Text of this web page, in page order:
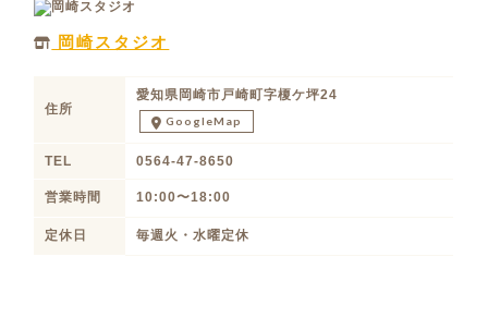
岡崎スタジオ
住所
愛知県岡崎市戸崎町字榎ケ坪24
GoogleMap
TEL 0564-47-8650
営業時間 10:00〜18:00
定休日 毎週火・水曜定休